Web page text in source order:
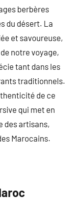
berbères
du désert. La
et savoureuse,
notre voyage,
tant dans les
traditionnels.
de ce
qui met en
des artisans,
Marocains.